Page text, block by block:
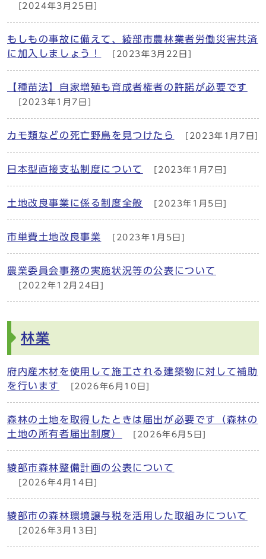
[2024年3月25日]
もしもの事故に備えて、綾部市農林業者労働災害共済
に加入しましょう！
[2023年3月22日]
【種苗法】自家増殖も育成者権者の許諾が必要です
[2023年1月7日]
カモ類などの死亡野鳥を見つけたら [2023年1月7日]
日本型直接支払制度について [2023年1月7日]
土地改良事業に係る制度全般 [2023年1月5日]
市単費土地改良事業 [2023年1月5日]
農業委員会事務の実施状況等の公表について
[2022年12月24日]
林業
府内産木材を使用して施工される建築物に対して補助
を行います
[2026年6月10日]
森林の土地を取得したときは届出が必要です（森林の
土地の所有者届出制度）
[2026年6月5日]
綾部市森林整備計画の公表について
[2026年4月14日]
綾部市の森林環境譲与税を活用した取組みについて
[2026年3月13日]